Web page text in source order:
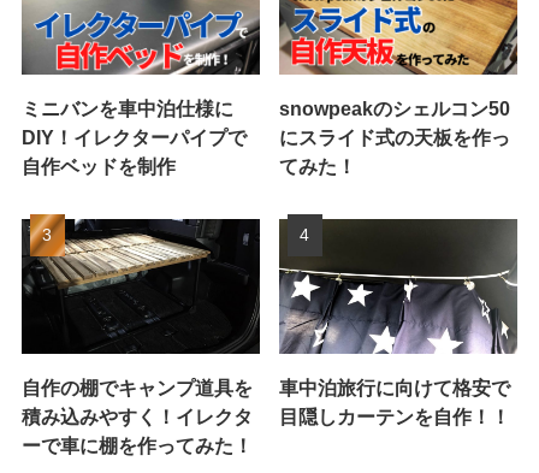
ミニバンを車中泊仕様に
DIY！イレクターパイプで
自作ベッドを制作
snowpeakのシェルコン50
にスライド式の天板を作っ
てみた！
自作の棚でキャンプ道具を
積み込みやすく！イレクタ
ーで車に棚を作ってみた！
車中泊旅行に向けて格安で
目隠しカーテンを自作！！